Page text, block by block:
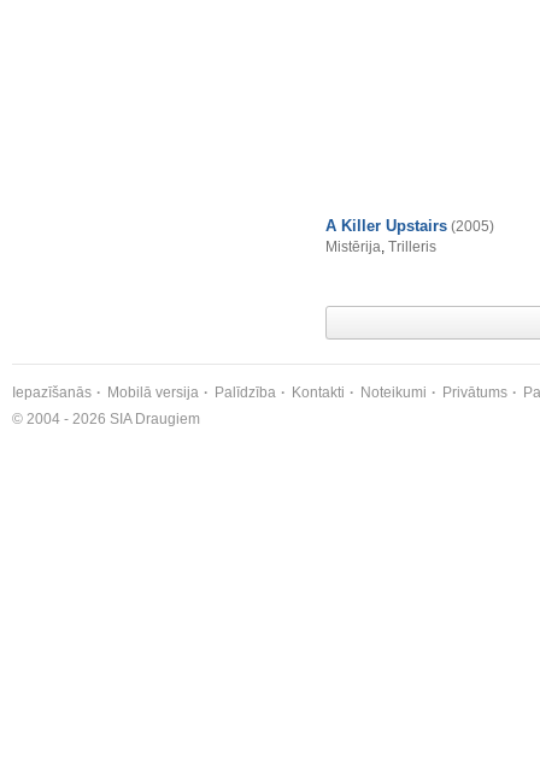
A Killer Upstairs (2005)
Mistērija, Trilleris
Iepazīšanās Mobilā versija Palīdzība Kontakti Noteikumi Privātums
© 2004 - 2026 SIA Draugiem